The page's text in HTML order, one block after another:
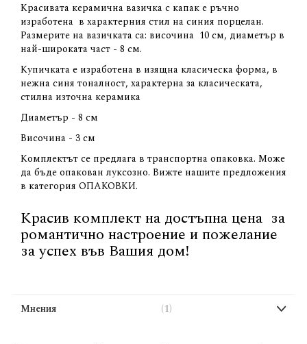
Красивата керамична вазичка с капак е ръчно
изработена в характерния стил на синия порцелан.
Размерите на вазичката са: височина 10 см, диаметър в
най-широката част - 8 см.
Купичката е изработена в изящна класическа форма, в
нежна синя тоналност, характерна за класическата,
стилна източна керамика
Диаметър - 8 см
Височина - 3 см
Комплектът се предлага в транспортна опаковка. Може
да бъде опакован луксозно. Вижте нашите предложения
в категория ОПАКОВКИ.
Красив комплект на достъпна цена за
романтично настроение и пожелание
за успех във Вашия дом!
Мнения 1